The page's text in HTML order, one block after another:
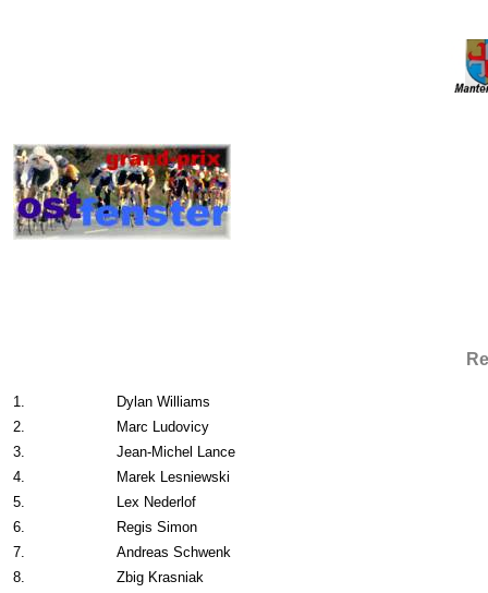
1.
Dylan Williams
2.
Marc Ludovicy
3.
Jean-Michel Lance
4.
Marek Lesniewski
5.
Lex Nederlof
6.
Regis Simon
7.
Andreas Schwenk
8.
Zbig Krasniak